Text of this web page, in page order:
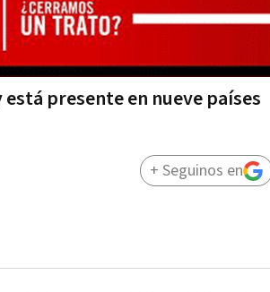
presente en nueve países
+ Seguinos en